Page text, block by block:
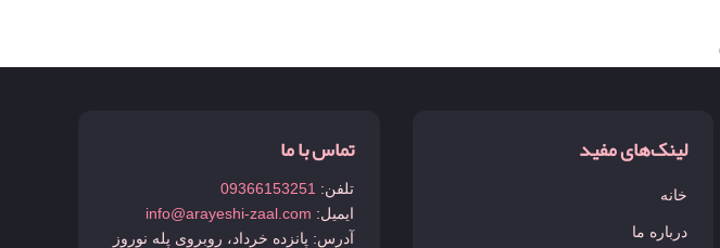
لینک‌های مفید
خانه
درباره ما
تماس با ما
تلفن: 09366153251
ایمیل: info@arayeshi-zaal.com
آدرس: پانزده خرداد، روبروی پله نوروز